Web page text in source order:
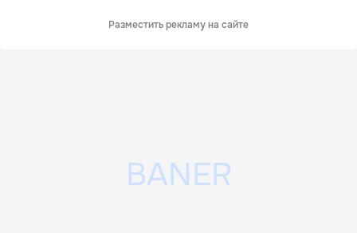
Разместить рекламу на сайте